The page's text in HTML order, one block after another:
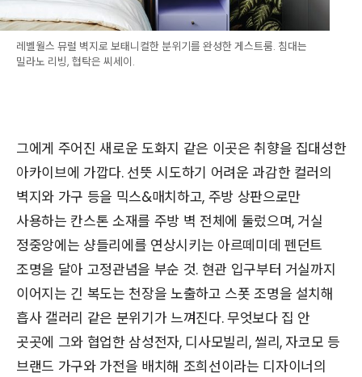
레벨월스 뮤럴 벽지로 보태니컬한 분위기를 완성한 게스트룸. 침대는
밀라노 리빙, 협탁은 씨세이.
그에게 주어진 새로운 도화지 같은 이곳은 취향을 집대성한
아카이브에 가깝다. 선뜻 시도하기 어려운 과감한 컬러의
벽지와 가구 등을 믹스&매치하고, 주방 상판으로만
사용하는 칸스톤 소재를 주방 벽 전체에 둘렀으며, 거실
정중앙에는 샹들리에를 연상시키는 아르떼미데 펜던트
조명을 달아 고정관념을 부순 것. 현관 입구부터 거실까지
이어지는 긴 복도는 천장을 노출하고 스폿 조명을 설치해
흡사 갤러리 같은 분위기가 느껴진다. 무엇보다 집 안
곳곳에 그와 협업한 삼성전자, 디사모빌리, 씰리, 자코모 등
브랜드 가구와 가전을 배치해 조희선이라는 디자이너의